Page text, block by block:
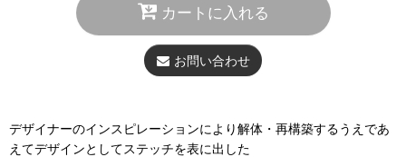
カートに入れる
お問い合わせ
デザイナーのインスピレーションにより解体・再構築するうえであ
えてデザインとしてステッチを表に出した